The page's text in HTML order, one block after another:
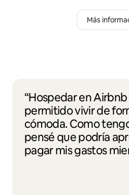
Más
“Hospedar en
permitido vivir de
cómoda. Como
pensé que podría
pagar mis gastos